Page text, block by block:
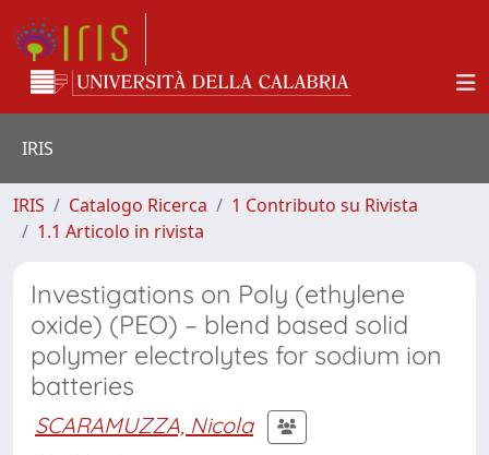
IRIS
IRIS Catalogo Ricerca
1 Contributo su Rivista
1.1 Articolo in rivista
Investigations on Poly (ethylene
oxide) (PEO) – blend based solid
polymer electrolytes for sodium ion
batteries
SCARAMUZZA, Nicola